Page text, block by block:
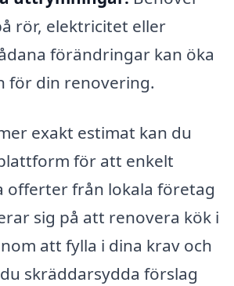
rör, elektricitet eller
förändringar kan öka
för din renovering.
exakt estimat kan du
för att enkelt
offerter från lokala företag
sig på att renovera kök i
att fylla i dina krav och
skräddarsydda förslag